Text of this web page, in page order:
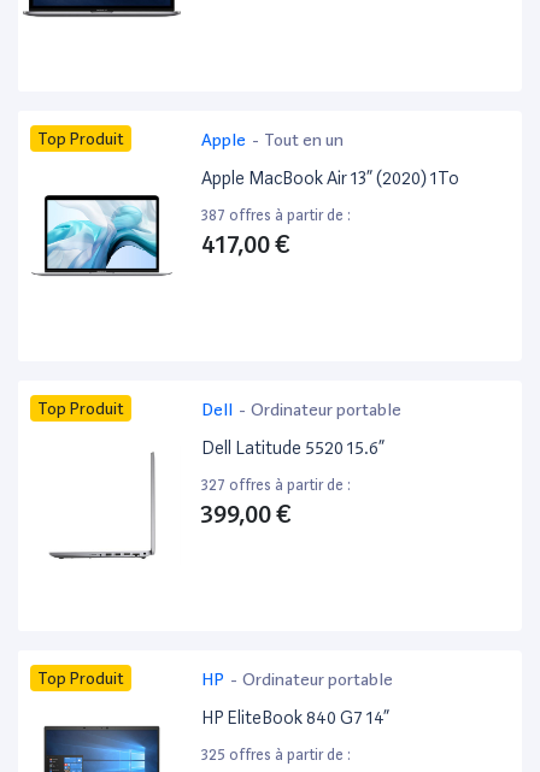
Top Produit Apple - Tout en un
Apple MacBook Air 13” (2020) 1To
387 offres à partir de :
417,00 €
Top Produit Dell - Ordinateur portable
Dell Latitude 5520 15.6”
327 offres à partir de :
399,00 €
Top Produit HP - Ordinateur portable
HP EliteBook 840 G7 14”
325 offres à partir de :